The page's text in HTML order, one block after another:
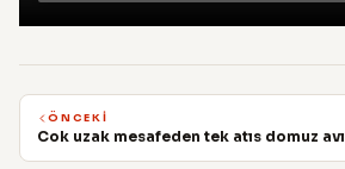
ÖNCEKI
Cok uzak mesafeden tek atıs domuz avı